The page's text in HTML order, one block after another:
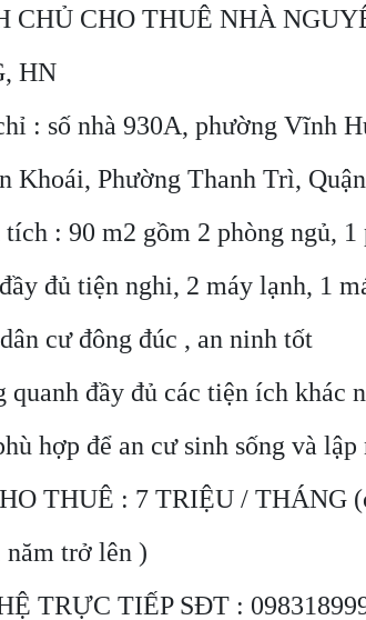
CHỦ CHO THUÊ NHÀ
HN
: số nhà 930A, phường Vĩnh
Khoái, Phường Thanh Trì,
: 90 m2 gồm 2 phòng ngủ, 1
đủ tiện nghi, 2 máy lạnh, 1
cư đông đúc , an ninh tốt
quanh đầy đủ các tiện ích khác
hợp để an cư sinh sống và lập
THUÊ : 7 TRIỆU / THÁNG
năm trở lên )
TRỰC TIẾP SĐT :